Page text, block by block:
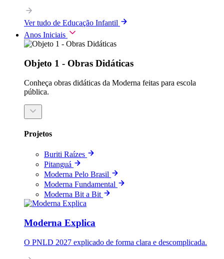
Ver tudo de Educação Infantil
Anos Iniciais
Objeto 1 - Obras Didáticas
Conheça obras didáticas da Moderna feitas para escola
pública.
Projetos
Buriti Raízes
Pitanguá
Moderna Pelo Brasil
Moderna Fundamental
Moderna Bit a Bit
Moderna Explica
O PNLD 2027 explicado de forma clara e descomplicada.